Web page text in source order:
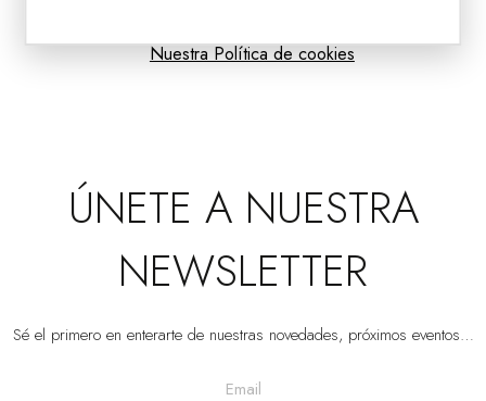
ÚNETE A NUESTRA
NEWSLETTER
Sé el primero en enterarte de nuestras novedades, próximos eventos…
Nuestra Política de cookies